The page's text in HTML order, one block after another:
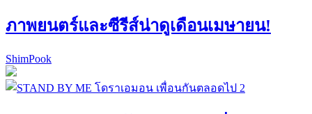
ภาพยนตร์และซีรีส์น่าดูเดือนเมษายน!
ShimPook